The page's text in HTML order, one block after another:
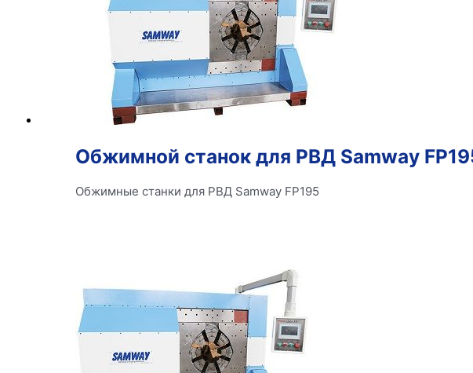
Обжимной станок для РВД Samway
Обжимные станки для РВД Samway FP195